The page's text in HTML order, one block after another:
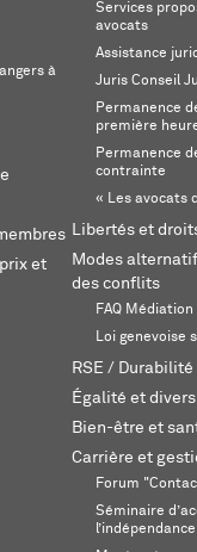
à
et
Services
avocats
Assistance
Juris Conseil
Permanence
première
Permanence
contrainte
« Les avocats
Libertés et
Modes
des conflits
FAQ Médiation
Loi genevoise
RSE / Durabilité
Égalité et
Bien-être et
Carrière et
Forum
Séminaire
l’indépendance